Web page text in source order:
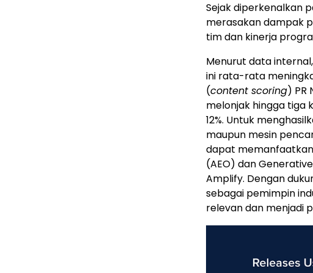
Sejak diperkenalkan
merasakan dampak
tim dan kinerja
Menurut data
ini rata-rata
(content scoring) PR
melonjak hingga tiga
12%. Untuk
maupun mesin
dapat
(AEO) dan
Amplify. Dengan
sebagai pemimpin
relevan dan menjadi